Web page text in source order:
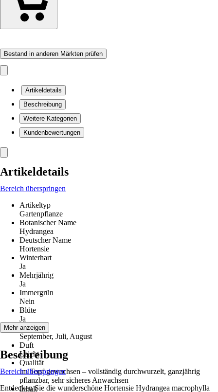
Bestand in anderen Märkten prüfen
Artikeldetails
Beschreibung
Weitere Kategorien
Kundenbewertungen
Artikeldetails
Bereich überspringen
Artikeltyp
Gartenpflanze
Botanischer Name
Hydrangea
Deutscher Name
Hortensie
Winterhart
Ja
Mehrjährig
Ja
Immergrün
Nein
Blüte
Ja
Blütezeit
September, Juli, August
Duft
Leicht
Qualität
Im Topf gewachsen – vollständig durchwurzelt, ganzjährig
pflanzbar, sehr sicheres Anwachsen
Inhalt
Mehr anzeigen
Beschreibung
Bereich überspringen
Entdecken Sie die wunderschöne Hortensie Hydrangea macrophylla